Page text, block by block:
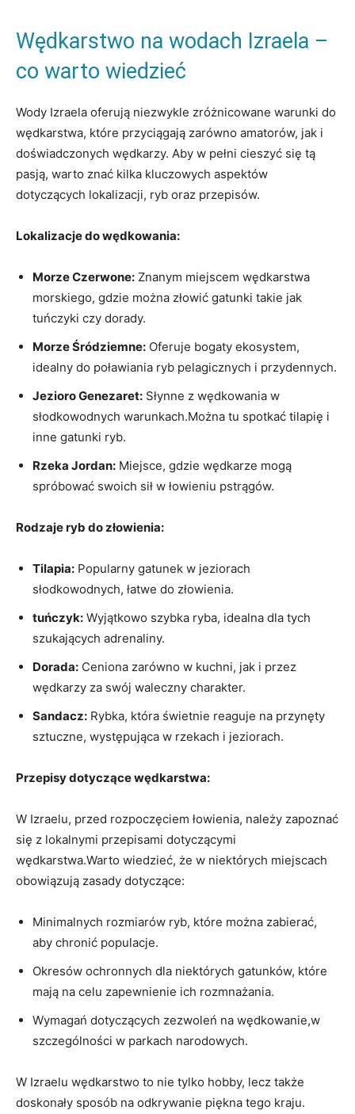
Wędkarstwo na wodach Izraela –
co warto wiedzieć
Wody Izraela oferują niezwykle zróżnicowane warunki do
wędkarstwa, które przyciągają zarówno amatorów, jak i
doświadczonych wędkarzy. Aby w pełni cieszyć się tą
pasją, warto znać kilka kluczowych aspektów
dotyczących lokalizacji, ryb oraz przepisów.
Lokalizacje do wędkowania:
Morze Czerwone: Znanym miejscem wędkarstwa
morskiego, gdzie można złowić gatunki takie jak
tuńczyki czy dorady.
Morze Śródziemne: Oferuje bogaty ekosystem,
idealny do poławiania ryb pelagicznych i przydennych.
Jezioro Genezaret: Słynne z wędkowania w
słodkowodnych warunkach.Można tu spotkać tilapię i
inne gatunki ryb.
Rzeka Jordan: Miejsce, gdzie wędkarze mogą
spróbować swoich sił w łowieniu pstrągów.
Rodzaje ryb do złowienia:
Tilapia: Popularny gatunek w jeziorach
słodkowodnych, łatwe do złowienia.
tuńczyk: Wyjątkowo szybka ryba, idealna dla tych
szukających adrenaliny.
Dorada: Ceniona zarówno w kuchni, jak i przez
wędkarzy za swój waleczny charakter.
Sandacz: Rybka, która świetnie reaguje na przynęty
sztuczne, występująca w rzekach i jeziorach.
Przepisy dotyczące wędkarstwa:
W Izraelu, przed rozpoczęciem łowienia, należy zapoznać
się z lokalnymi przepisami dotyczącymi
wędkarstwa.Warto wiedzieć, że w niektórych miejscach
obowiązują zasady dotyczące:
Minimalnych rozmiarów ryb, które można zabierać,
aby chronić populacje.
Okresów ochronnych dla niektórych gatunków, które
mają na celu zapewnienie ich rozmnażania.
Wymagań dotyczących zezwoleń na wędkowanie,w
szczególności w parkach narodowych.
W Izraelu wędkarstwo to nie tylko hobby, lecz także
doskonały sposób na odkrywanie piękna tego kraju.